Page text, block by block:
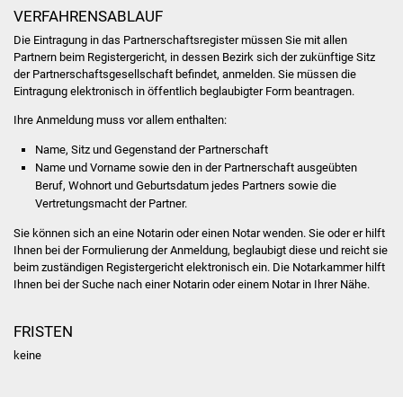
Dienstleistungen
Formulare
Bildung
Schulen
VERFAHRENSABLAUF
Die Eintragung in das Partnerschaftsregister müssen Sie mit allen
Partnern beim Registergericht, in dessen Bezirk sich der zukünftige Sitz
der Partnerschaftsgesellschaft befindet, anmelden. Sie müssen die
Eintragung elektronisch in öffentlich beglaubigter Form beantragen.
Ihre Anmeldung muss vor allem enthalten:
Name, Sitz und Gegenstand der Partnerschaft
Name und Vorname sowie den in der Partnerschaft ausgeübten
Beruf, Wohnort und Geburtsdatum jedes Partners sowie die
Vertretungsmacht der Partner.
Sie können sich an eine Notarin oder einen Notar wenden. Sie oder er hilft
Ihnen bei der Formulierung der Anmeldung, beglaubigt diese und reicht sie
beim zuständigen Registergericht elektronisch ein. Die Notarkammerhilft
Ihnen bei der Suche nach einer Notarin oder einem Notar in Ihrer Nähe.
FRISTEN
keine